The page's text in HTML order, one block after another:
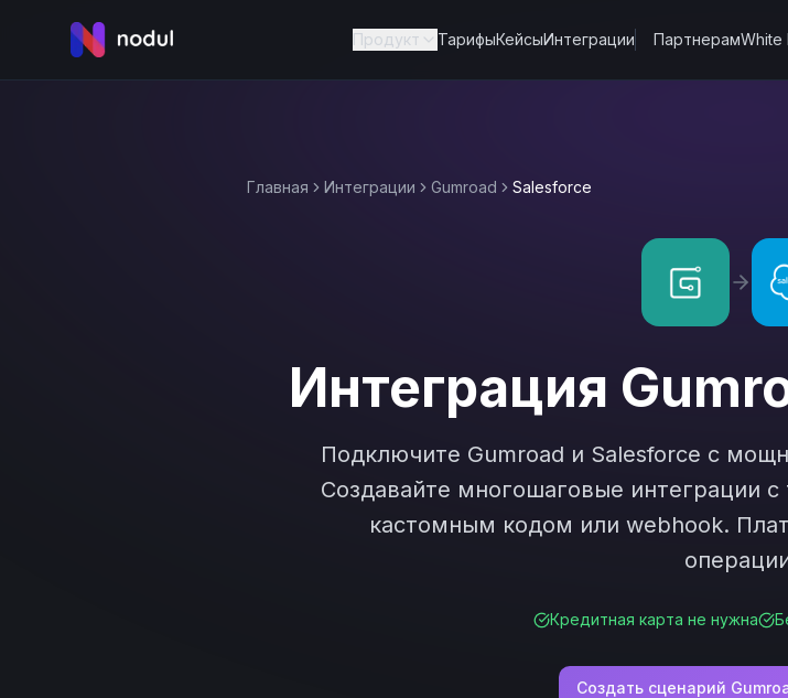
Продукт ТарифыКейсыИнтеграции ПартнерамWhite
Главная Интеграции Gumroad Salesforce
Интеграция
Подключите Gumroad и Salesforce с
Создавайте многошаговые интеграции
кастомным кодом или webhook.
Кредитная карта не нужна
Создать сценарий